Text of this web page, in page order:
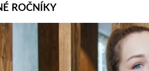
ROČNÍKY